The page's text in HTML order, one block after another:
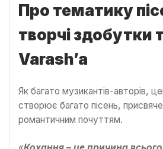
Про тематику
творчі здобутки
Varashʼa
Як багато музикантів-авторів,
створює багато пісень,
романтичним почуттям.